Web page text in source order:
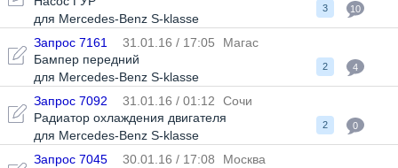
для Mercedes-Benz S-klasse
3 10
Запрос 7161 31.01.16 / 17:05
Магас
Бампер передний
для Mercedes-Benz S-klasse
2 4
Запрос 7092 31.01.16 / 01:12
Сочи
Радиатор охлаждения двигателя
для Mercedes-Benz S-klasse
2 0
Запрос 7045 30.01.16 / 17:08
Москва